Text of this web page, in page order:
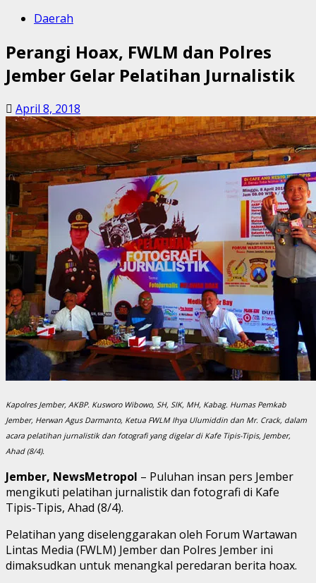
Daerah
Perangi Hoax, FWLM dan Polres
Jember Gelar Pelatihan Jurnalistik
April 8, 2018
Kapolres Jember, AKBP. Kusworo Wibowo, SH, SIK, MH, Kabag. Humas Pemkab
Jember, Herwan Agus Darmanto, Ketua FWLM Ihya Ulumiddin dan Mr. Crack, dalam
acara pelatihan jurnalistik dan fotografi yang digelar di Kafe Tipis-Tipis, Jember,
Ahad (8/4).
Jember, NewsMetropol – Puluhan insan pers Jember
mengikuti pelatihan jurnalistik dan fotografi di Kafe
Tipis-Tipis, Ahad (8/4).
Pelatihan yang diselenggarakan oleh Forum Wartawan
Lintas Media (FWLM) Jember dan Polres Jember ini
dimaksudkan untuk menangkal peredaran berita hoax.